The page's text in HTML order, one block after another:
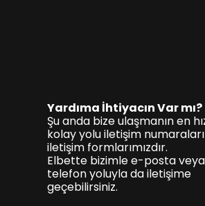
Yardıma İhtiyacın Var mı?
Şu anda bize ulaşmanın en
kolay yolu iletişim
iletişim formlarımızdır.
Elbette bizimle e-posta veya
telefon yoluyla da iletişime
geçebilirsiniz.